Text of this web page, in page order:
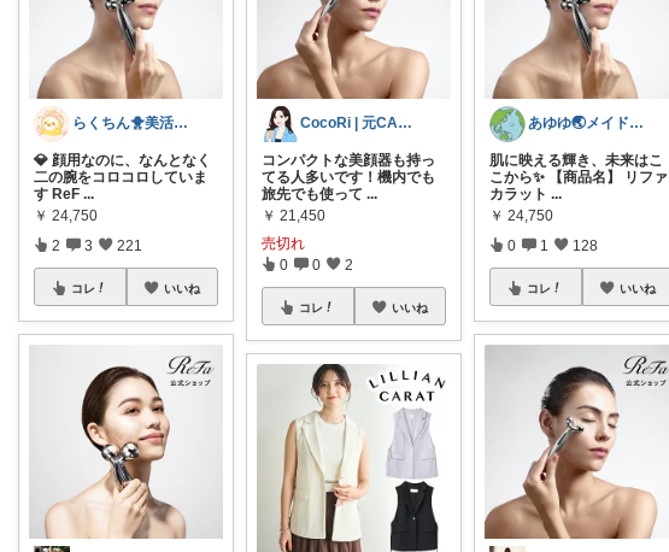
らくちん🐥美活with🐕
💎 顔用なのに、なんとなく
二の腕をコロコロしていま
す ReF ...
￥ 24,750
2 3 221
コレ いいね
CocoRi | 元CAママ
コンパクトな美顔器も持っ
てる人多いです！機内でも
旅先でも使って ...
￥ 21,450
売切れ
0 0 2
コレ いいね
あゆゆ🌏メイドインジャパン応援中
肌に映える輝き、未来はこ
こから✨ 【商品名】 リファ
カラット ...
￥ 24,750
0 1 128
コレ いいね